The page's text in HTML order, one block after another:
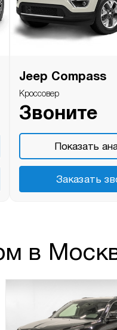
Jeep Compass
Кроссовер
Звоните
Показать
Заказать
в